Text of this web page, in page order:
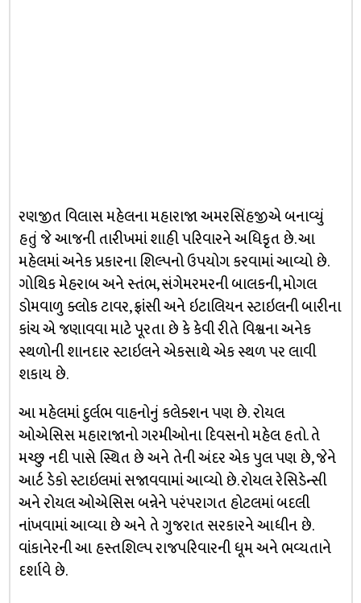
રણજીત વિલાસ મહેલના મહારાજા અમરસિંહજીએ બનાવ્યું
હતું જે આજની તારીખમાં શાહી પરિવારને અધિકૃત છે. આ
મહેલમાં અનેક પ્રકારના શિલ્પનો ઉપયોગ કરવામાં આવ્યો છે.
ગોથિક મેહરાબ અને સ્તંભ, સંગેમરમરની બાલકની, મોગલ
ડોમવાળુ ક્લોક ટાવર, ફ્રાંસી અને ઇટાલિયન સ્ટાઇલની બારીના
કાંચ એ જણાવવા માટે પૂરતા છે કે કેવી રીતે વિશ્વના અનેક
સ્થળોની શાનદાર સ્ટાઇલને એકસાથે એક સ્થળ પર લાવી
શકાય છે.
આ મહેલમાં દુર્લભ વાહનોનું કલેક્શન પણ છે. રોયલ
ઓએસિસ મહારાજાનો ગરમીઓના દિવસનો મહેલ હતો. તે
મચ્છુ નદી પાસે સ્થિત છે અને તેની અંદર એક પુલ પણ છે, જેને
આર્ટ ડેકો સ્ટાઇલમાં સજાવવામાં આવ્યો છે. રોયલ રેસિડેન્સી
અને રોયલ ઓએસિસ બન્નેને પરંપરાગત હોટલમાં બદલી
નાંખવામાં આવ્યા છે અને તે ગુજરાત સરકારને આધીન છે.
વાંકાનેરની આ હસ્તશિલ્પ રાજપરિવારની ધૂમ અને ભવ્યતાને
દર્શાવે છે.